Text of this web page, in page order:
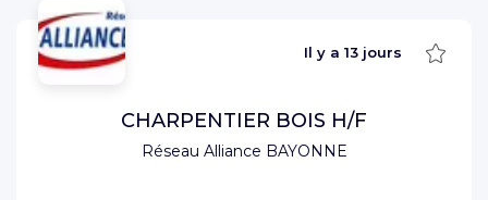
Réseau Alliance BAYONNE
Il y a 13 jours
CHARPENTIER BOIS H/F